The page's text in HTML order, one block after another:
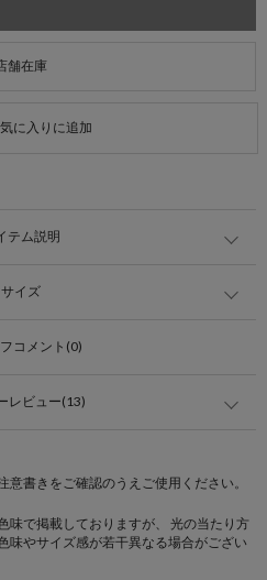
舗在庫
に入りに追加
テム説明
サイズ
コメント(0)
レビュー(13)
書きをご確認のうえご使用ください。
で掲載しておりますが、 光の当たり方
味やサイズ感が若干異なる場合がござい